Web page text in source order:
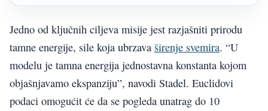
Jedno od ključnih ciljeva misije jest razjašniti prirodu
tamne energije, sile koja ubrzava širenje svemira. “U
modelu je tamna energija jednostavna konstanta kojom
objašnjavamo ekspanziju”, navodi Stadel. Euclidovi
podaci omogućit će da se pogleda unatrag do 10